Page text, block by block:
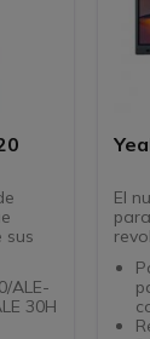
sus
ALE-
30H
El